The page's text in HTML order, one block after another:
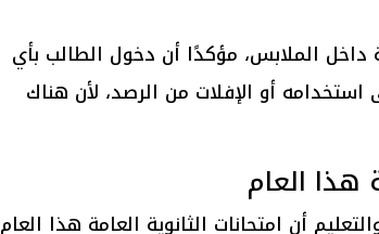
الملابس، مؤكدًا أن دخول الطالب بأي
أو الإفلات من الرصد، لأن هناك
هذا العام
أن امتحانات الثانوية العامة هذا العام